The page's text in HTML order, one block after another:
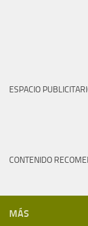
ESPACIO
CONTENIDO
MÁS